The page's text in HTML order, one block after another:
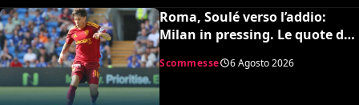
Roma, Soulé verso l’addio:
Milan in pressing. Le quote dei
Scommesse 6 Agosto 2026